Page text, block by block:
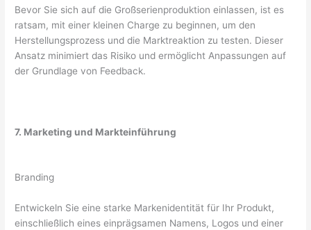
Bevor Sie sich auf die Großserienproduktion einlassen, ist es
ratsam, mit einer kleinen Charge zu beginnen, um den
Herstellungsprozess und die Marktreaktion zu testen. Dieser
Ansatz minimiert das Risiko und ermöglicht Anpassungen auf
der Grundlage von Feedback.
7. Marketing und Markteinführung
Branding
Entwickeln Sie eine starke Markenidentität für Ihr Produkt,
einschließlich eines einprägsamen Namens, Logos und einer